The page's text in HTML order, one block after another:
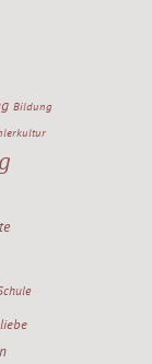
Bildung